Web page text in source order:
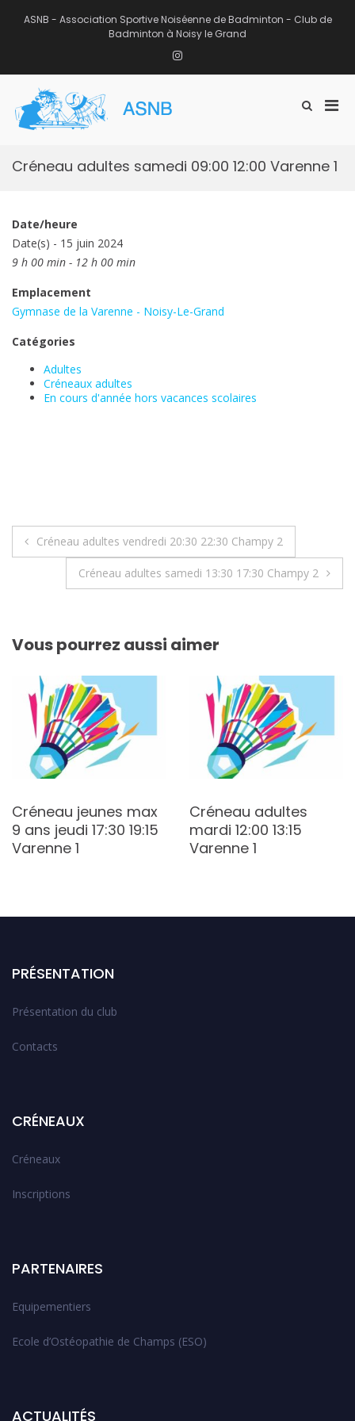
ASNB - Association Sportive Noiséenne de Badminton - Club de
Badminton à Noisy le Grand
Instagram
Afficher
recherche
Créneau adultes samedi 09:00 12:00 Varenne 1
Date/heure
Date(s) - 15 juin 2024
9 h 00 min - 12 h 00 min
Emplacement
Gymnase de la Varenne - Noisy-Le-Grand
Catégories
Adultes
Créneaux adultes
En cours d'année hors vacances scolaires
Navigation
Créneau adultes vendredi 20:30 22:30 Champy 2
Créneau adultes samedi 13:30 17:30 Champy 2
Vous pourrez aussi aimer
Créneau jeunes max
9 ans jeudi 17:30 19:15
Varenne 1
Créneau adultes
mardi 12:00 13:15
Varenne 1
PRÉSENTATION
Présentation du club
Contacts
CRÉNEAUX
Créneaux
Inscriptions
PARTENAIRES
Equipementiers
Ecole d’Ostéopathie de Champs (ESO)
ACTUALITÉS